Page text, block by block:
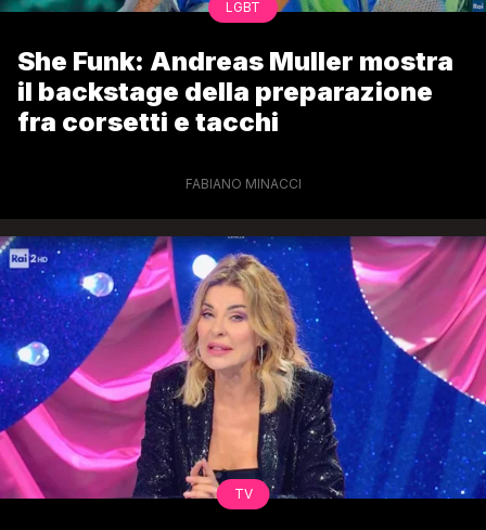
LGBT
She Funk: Andreas Muller mostra
il backstage della preparazione
fra corsetti e tacchi
FABIANO MINACCI
TV